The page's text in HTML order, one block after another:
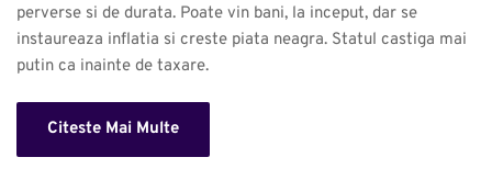
perverse si de durata. Poate vin bani, la inceput, dar se
instaureaza inflatia si creste piata neagra. Statul castiga mai
putin ca inainte de taxare.
Citeste Mai Multe